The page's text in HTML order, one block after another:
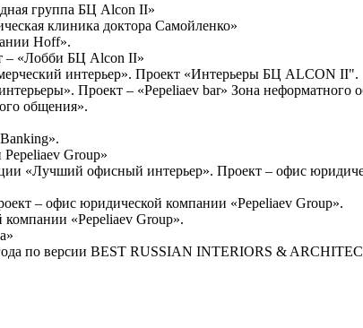
группа БЦ Alcon II»
клиника доктора Самойленко»
Hoff».
– «Лобби БЦ Alcon II»
интерьер». Проект «Интерьеры БЦ ALCON II".
Проект – «Pepeliaev bar» Зона неформатного
общения».
Group»
«Лучший офисный интерьер». Проект – офис
– офис юридической компании «Pepeliaev Group».
«Pepeliaev Group».
по версии BEST RUSSIAN INTERIORS &